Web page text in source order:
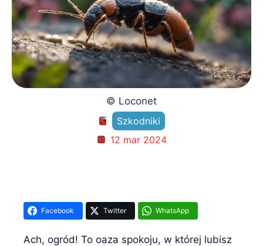
© Loconet
Szkodniki
12 mar 2024
Facebook Twitter WhatsApp
Ach, ogród! To oaza spokoju, w której lubisz